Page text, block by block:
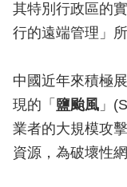
其特別行政區的
行的遠端管理」
中國近年來積極
現的「 鹽颱風」
業者的大規模攻
資源，為破壞性